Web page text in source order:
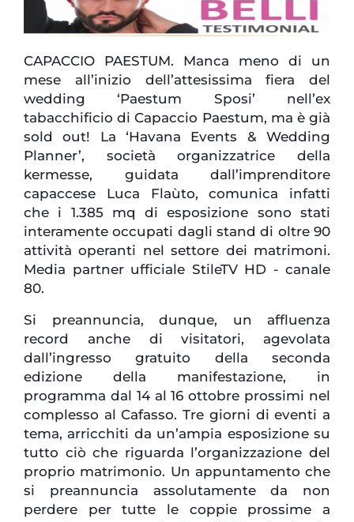
CAPACCIO PAESTUM. Manca meno di un
mese all’inizio dell’attesissima fiera del
wedding ‘Paestum Sposi’ nell’ex
tabacchificio di Capaccio Paestum, ma è già
sold out! La ‘Havana Events & Wedding
Planner’, società organizzatrice della
kermesse, guidata dall’imprenditore
capaccese Luca Flaùto, comunica infatti
che i 1.385 mq di esposizione sono stati
interamente occupati dagli stand di oltre 90
attività operanti nel settore dei matrimoni.
Media partner ufficiale StileTV HD - canale
80.
Si preannuncia, dunque, un affluenza
record anche di visitatori, agevolata
dall’ingresso gratuito della seconda
edizione della manifestazione, in
programma dal 14 al 16 ottobre prossimi nel
complesso al Cafasso. Tre giorni di eventi a
tema, arricchiti da un’ampia esposizione su
tutto ciò che riguarda l’organizzazione del
proprio matrimonio. Un appuntamento che
si preannuncia assolutamente da non
perdere per tutte le coppie prossime a